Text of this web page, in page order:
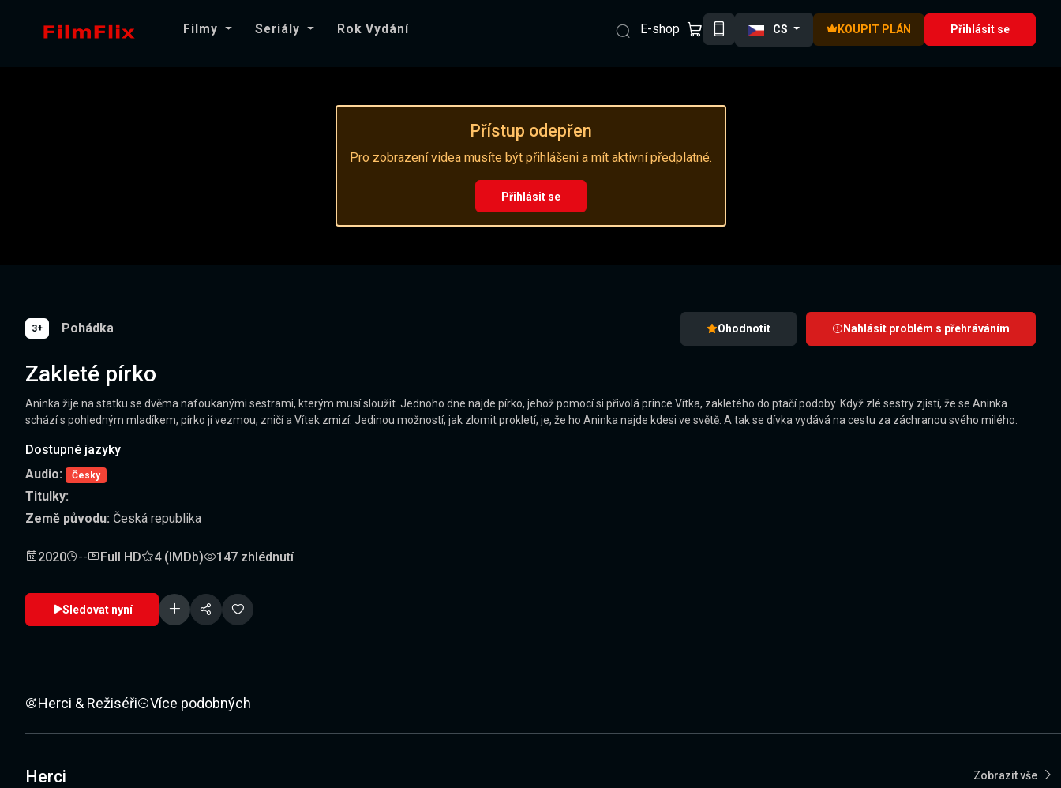
Filmy Seriály Rok Vydání E-shop CS KOUPIT PLÁN Přihlásit se
Přístup odepřen
Pro zobrazení videa musíte být přihlášeni a mít aktivní předplatné.
Přihlásit se
3+ Pohádka Ohodnotit Nahlásit problém s přehráváním
Zakleté pírko
Aninka žije na statku se dvěma nafoukanými sestrami, kterým musí sloužit. Jednoho dne najde pírko, jehož pomocí si přivolá prince Vítka, zakletého do ptačí podoby. Když zlé sestry zjistí, že se Aninka
schází s pohledným mladíkem, pírko jí vezmou, zničí a Vítek zmizí. Jedinou možností, jak zlomit prokletí, je, že ho Aninka najde kdesi ve světě. A tak se dívka vydává na cestu za záchranou svého milého.
Dostupné jazyky
Audio:
Česky
Titulky:
Země původu: Česká republika
2020 -- Full HD 4 (IMDb) 147 zhlédnutí
Sledovat nyní
Herci & Režiséři Více podobných
Herci Zobrazit vše